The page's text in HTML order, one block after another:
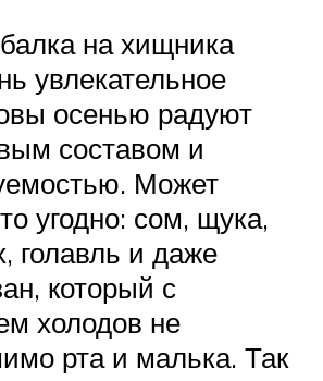
на хищника
увлекательное
осенью радуют
составом и
Может
угодно: сом, щука,
голавль и даже
который с
холодов не
рта и малька. Так